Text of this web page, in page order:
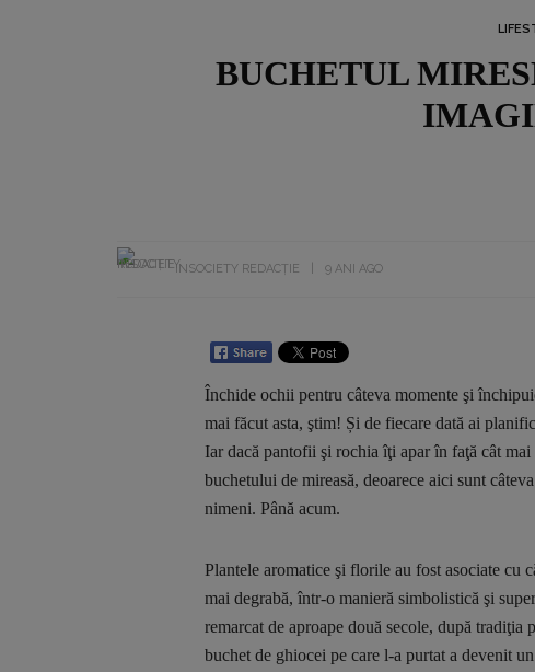
BUCHETUL
INSOCIETY REDACȚIE 9 ANI AGO
Închide ochii pentru câteva momente şi
mai făcut asta, ştim! Și de fiecare dată ai
Iar dacă pantofii şi rochia îţi apar în faţă cât
buchetului de mireasă, deoarece aici sunt
nimeni. Până acum.
Plantele aromatice şi florile au fost asociate cu
mai degrabă, într-o manieră simbolistică şi
remarcat de aproape două secole, după
buchet de ghiocei pe care l-a purtat a devenit